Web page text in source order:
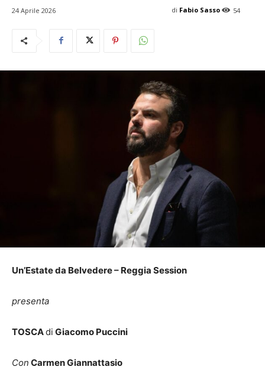
24 Aprile 2026 54
di Fabio Sasso
Un’Estate da Belvedere – Reggia Session
presenta
TOSCAdi Giacomo Puccini
Con Carmen Giannattasio